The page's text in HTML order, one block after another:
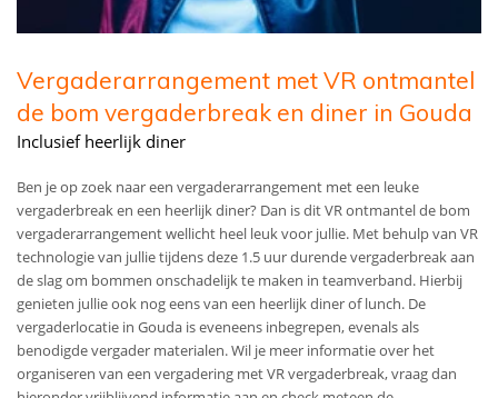
Vergaderarrangement met VR ontmantel
de bom vergaderbreak en diner in Gouda
Inclusief heerlijk diner
Ben je op zoek naar een vergaderarrangement met een leuke
vergaderbreak en een heerlijk diner? Dan is dit VR ontmantel de bom
vergaderarrangement wellicht heel leuk voor jullie. Met behulp van VR
technologie van jullie tijdens deze 1.5 uur durende vergaderbreak aan
de slag om bommen onschadelijk te maken in teamverband. Hierbij
genieten jullie ook nog eens van een heerlijk diner of lunch. De
vergaderlocatie in Gouda is eveneens inbegrepen, evenals als
benodigde vergader materialen. Wil je meer informatie over het
organiseren van een vergadering met VR vergaderbreak, vraag dan